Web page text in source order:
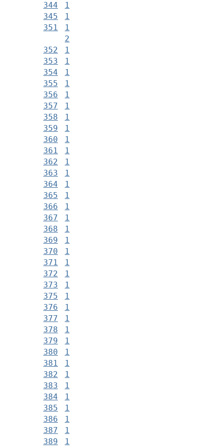
344
1
345
1
351
1
2
352
1
353
1
354
1
355
1
356
1
357
1
358
1
359
1
360
1
361
1
362
1
363
1
364
1
365
1
366
1
367
1
368
1
369
1
370
1
371
1
372
1
373
1
375
1
376
1
377
1
378
1
379
1
380
1
381
1
382
1
383
1
384
1
385
1
386
1
387
1
389
1